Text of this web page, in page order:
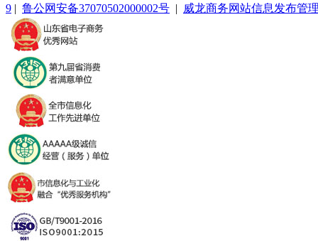
9 | 鲁公网安备37070502000002号 | 威龙商务网站信息发布管